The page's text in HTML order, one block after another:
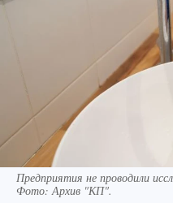
Предприятия не проводили
Фото:Архив "КП".